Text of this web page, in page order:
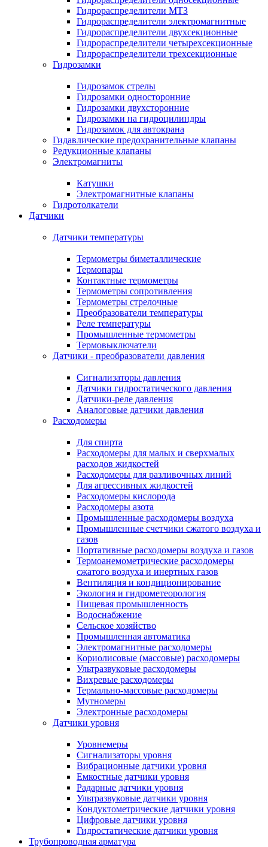
Гидрораспределители МТЗ
Гидрораспределители электромагнитные
Гидрораспределители двухсекционные
Гидрораспределители четырехсекционные
Гидрораспределители трехсекционные
Гидрозамки
Гидрозамок стрелы
Гидрозамки односторонние
Гидрозамки двухсторонние
Гидрозамки на гидроцилиндры
Гидрозамок для автокрана
Гидавлические предохранительные клапаны
Редукционные клапаны
Электромагниты
Катушки
Электромагнитные клапаны
Гидротолкатели
Датчики
Датчики температуры
Термометры биметаллические
Термопары
Контактные термометры
Термометры сопротивления
Термометры стрелочные
Преобразователи температуры
Реле температуры
Промышленные термометры
Термовыключатели
Датчики - преобразователи давления
Сигнализаторы давления
Датчики гидростатического давления
Датчики-реле давления
Аналоговые датчики давления
Расходомеры
Для спирта
Расходомеры для малых и сверхмалых
расходов жидкостей
Расходомеры для разливочных линий
Для агрессивных жидкостей
Расходомеры кислорода
Расходомеры азота
Промышленные расходомеры воздуха
Промышленные счетчики сжатого воздуха и
газов
Портативные расходомеры воздуха и газов
Термоанемометрические расходомеры
сжатого воздуха и инертных газов
Вентиляция и кондиционирование
Экология и гидрометеорология
Пищевая промышленность
Водоснабжение
Сельское хозяйство
Промышленная автоматика
Электромагнитные расходомеры
Кориолисовые (массовые) расходомеры
Ультразвуковые расходомеры
Вихревые расходомеры
Термально-массовые расходомеры
Мутномеры
Электронные расходомеры
Датчики уровня
Уровнемеры
Сигнализаторы уровня
Вибрационные датчики уровня
Емкостные датчики уровня
Радарные датчики уровня
Ультразвуковые датчики уровня
Кондуктометрические датчики уровня
Цифровые датчики уровня
Гидростатические датчики уровня
Трубопроводная арматура